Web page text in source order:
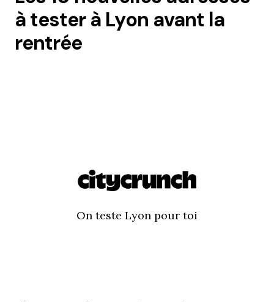
à tester à Lyon avant la
rentrée
On teste Lyon pour toi